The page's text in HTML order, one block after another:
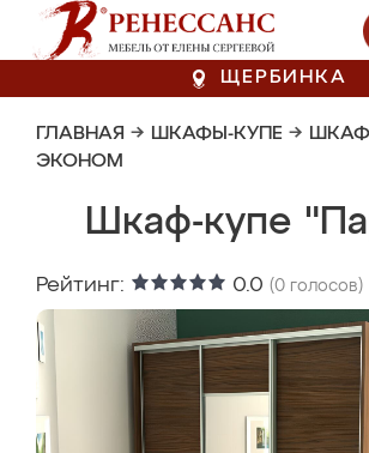
ЩЕРБИНКА
ГЛАВНАЯ → ШКАФЫ-КУПЕ →
ЭКОНОМ
Шкаф-купе
Рейтинг: 0.0 (0 голосов)